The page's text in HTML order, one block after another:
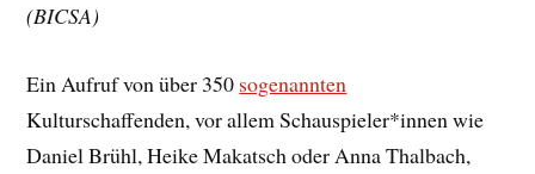
(BICSA)
Ein Aufruf von über 350 sogenannten
Kulturschaffenden, vor allem Schauspieler*innen wie
Daniel Brühl, Heike Makatsch oder Anna Thalbach,